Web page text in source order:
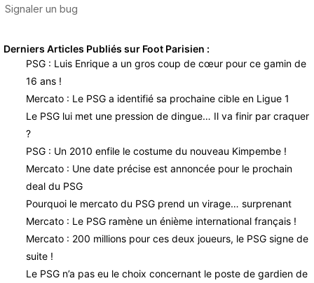
Derniers Articles Publiés sur Foot Parisien :
PSG : Luis Enrique a un gros coup de cœur pour ce gamin de
16 ans !
Mercato : Le PSG a identifié sa prochaine cible en Ligue 1
Le PSG lui met une pression de dingue… Il va finir par craquer
?
PSG : Un 2010 enfile le costume du nouveau Kimpembe !
Mercato : Une date précise est annoncée pour le prochain
deal du PSG
Pourquoi le mercato du PSG prend un virage… surprenant
Mercato : Le PSG ramène un énième international français !
Mercato : 200 millions pour ces deux joueurs, le PSG signe de
suite !
Le PSG n’a pas eu le choix concernant le poste de gardien de